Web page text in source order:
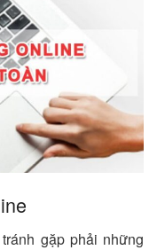
gặp phải những